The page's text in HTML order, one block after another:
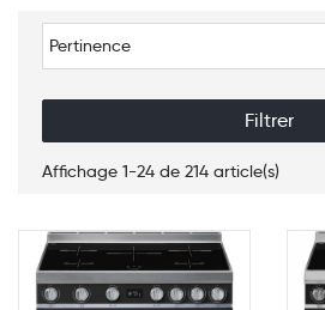
Pertinence
Filtrer
Affichage 1-24 de 214 article(s)